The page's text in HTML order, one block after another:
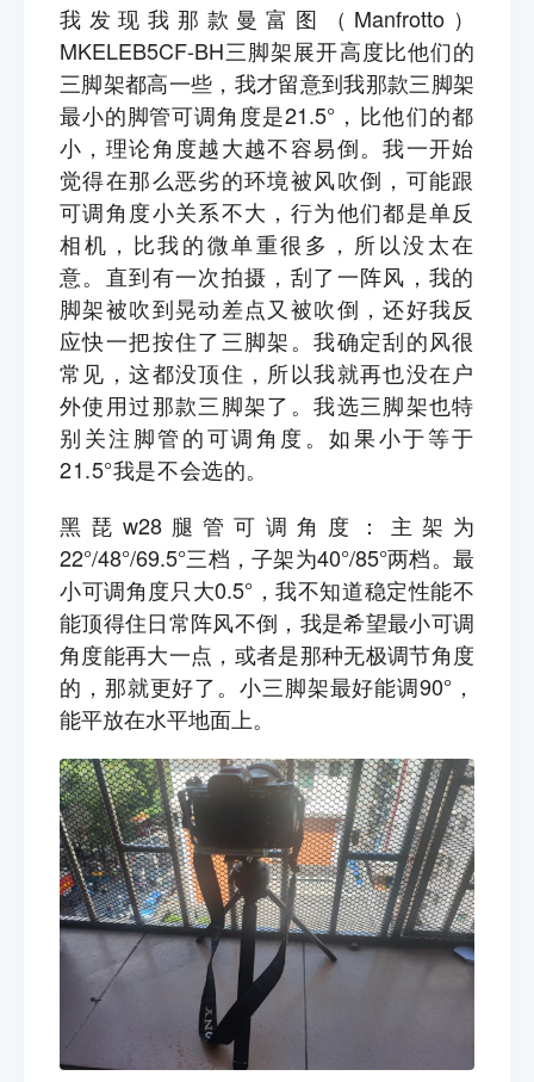
我发现我那款曼富图（Manfrotto）
MKELEB5CF-BH三脚架展开高度比他们的
三脚架都高一些，我才留意到我那款三脚架
最小的脚管可调角度是21.5°，比他们的都
小，理论角度越大越不容易倒。我一开始
觉得在那么恶劣的环境被风吹倒，可能跟
可调角度小关系不大，行为他们都是单反
相机，比我的微单重很多，所以没太在
意。直到有一次拍摄，刮了一阵风，我的
脚架被吹到晃动差点又被吹倒，还好我反
应快一把按住了三脚架。我确定刮的风很
常见，这都没顶住，所以我就再也没在户
外使用过那款三脚架了。我选三脚架也特
别关注脚管的可调角度。如果小于等于
21.5°我是不会选的。
黑琵w28腿管可调角度：主架为
22°/48°/69.5°三档，子架为40°/85°两档。最
小可调角度只大0.5°，我不知道稳定性能不
能顶得住日常阵风不倒，我是希望最小可调
角度能再大一点，或者是那种无极调节角度
的，那就更好了。小三脚架最好能调90°，
能平放在水平地面上。